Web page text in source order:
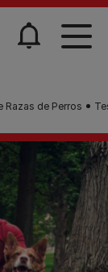
Razas de Perros